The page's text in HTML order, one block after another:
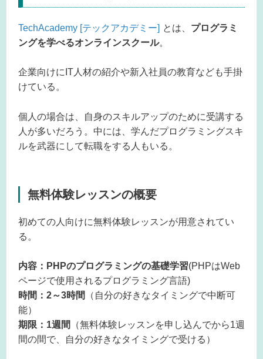
TechAcademy [テックアカデミー] とは、 プログラミ
ングを学べるオンラインスクール。
企業向けにIT人材の紹介や新入社員の教育なども手掛
けている。
個人の場合は、自身のスキルアップのために受講する
人が多いだろう。中には、学んだプログラミングスキ
ルを武器にして転職をする人もいる。
無料体験レッスンの概要
初めての人向けに無料体験レッスンが用意されてい
る。
内容：PHPのプログラミングの基礎学習(PHPはWeb
ページで使用されるプログラミング言語)
時間：2～3時間
（自分の好きなタイミングで中断可
能）
期限：1週間
（無料体験レッスンを申し込んでから1週
間の間で、自分の好きなタイミングで受ける）